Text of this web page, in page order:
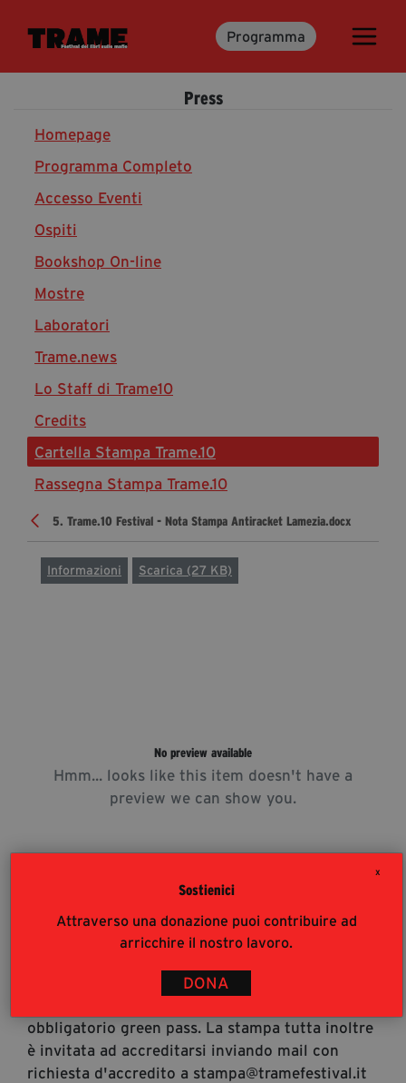
X
Sostienici
Attraverso una donazione puoi contribuire ad
arricchire il nostro lavoro.
DONA
Programma
Trame.15
Libri
Media & Press
News & Kit
Accrediti Stampa
Cartella Stampa
Rassegna Stampa
Partecipa
Diventa Partner
Dona
Fondazione Trame
Chi Siamo
Contatti
info@tramefestival.it
Press
5. Trame.10 Festival - Nota Stampa Antiracket Lamezia.docx
Informazioni Scarica (27 KB)
No preview available
Hmm... looks like this item doesn't have a
preview we can show you.
Accrediti Stampa
Accrediti Stampa. L'accesso al festival ai
pubblico (https://www.tramefestival.it/accesso-
obbligatorio green pass. La stampa tutta inoltre
è invitata ad accreditarsi inviando mail con
richiesta d'accredito a stampa@tramefestival.it
Homepage
Programma Completo
Accesso Eventi
Ospiti
Bookshop On-line
Mostre
Laboratori
Trame.news
Lo Staff di Trame10
Credits
Cartella Stampa Trame.10
Rassegna Stampa Trame.10